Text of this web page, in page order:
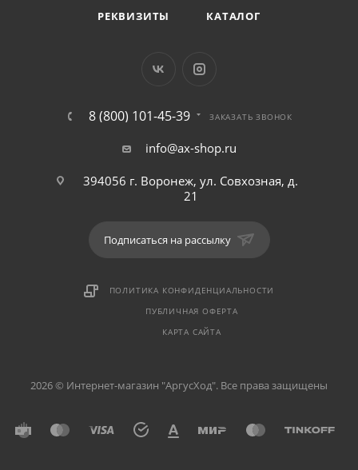
РЕКВИЗИТЫ
КАТАЛОГ
8 (800) 101-45-39 ЗАКАЗАТЬ ЗВОНОК
info@ax-shop.ru
394056 г. Воронеж, ул. Совхозная, д.
21
Подписаться на рассылку
ПОЛИТИКА КОНФИДЕНЦИАЛЬНОСТИ
ПУБЛИЧНАЯ ОФЕРТА
КАРТА САЙТА
2026 © Интернет-магазин "АргусХод". Все права защищены